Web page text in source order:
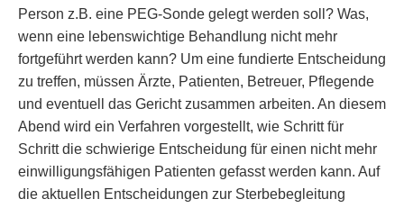
Person z.B. eine PEG-Sonde gelegt werden soll? Was,
wenn eine lebenswichtige Behandlung nicht mehr
fortgeführt werden kann? Um eine fundierte Entscheidung
zu treffen, müssen Ärzte, Patienten, Betreuer, Pflegende
und eventuell das Gericht zusammen arbeiten. An diesem
Abend wird ein Verfahren vorgestellt, wie Schritt für
Schritt die schwierige Entscheidung für einen nicht mehr
einwilligungsfähigen Patienten gefasst werden kann. Auf
die aktuellen Entscheidungen zur Sterbebegleitung